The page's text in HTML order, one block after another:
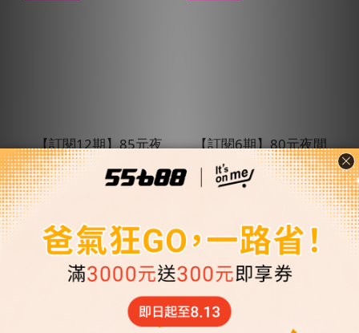
【訂閱12期】85元夜
間X8張搭車金
+24HX10張搭車金★
NT$1,380
【訂閱6期】80元夜間
X14張+24HX12張優
惠搭車金★贈預約派
NT$1,860